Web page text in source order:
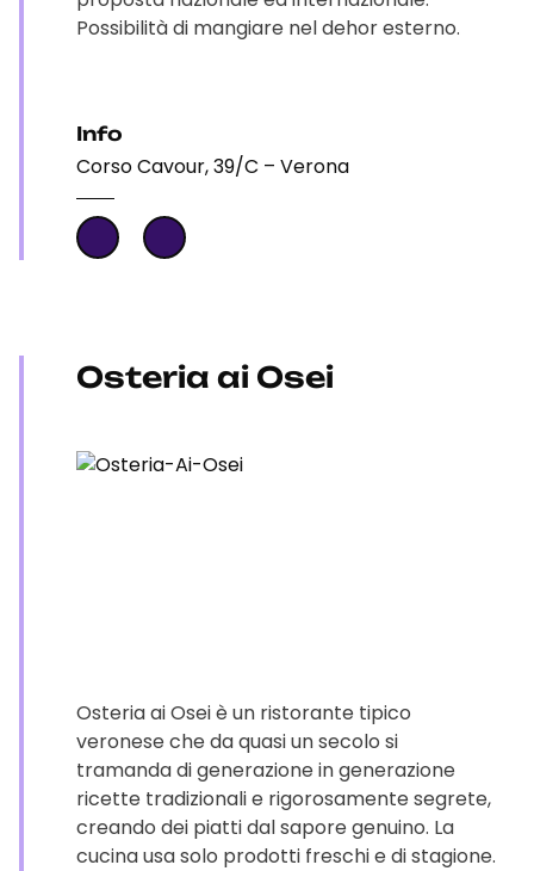
Possibilità di mangiare nel dehor esterno.
Info
Corso Cavour, 39/C – Verona
Osteria ai Osei
Osteria ai Osei è un ristorante tipico
veronese che da quasi un secolo si
tramanda di generazione in generazione
ricette tradizionali e rigorosamente segrete,
creando dei piatti dal sapore genuino. La
cucina usa solo prodotti freschi e di stagione.